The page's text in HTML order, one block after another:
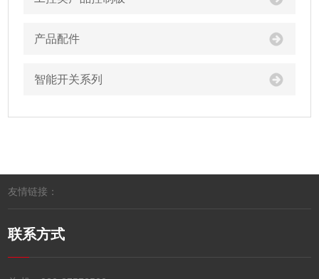
产品配件
智能开关系列
友情链接：
联系方式